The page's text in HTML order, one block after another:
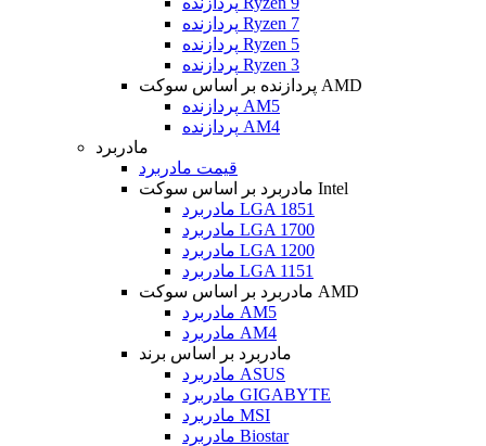
پردازنده Ryzen 7
پردازنده Ryzen 5
پردازنده Ryzen 3
پردازنده بر اساس سوکت AMD
پردازنده AM5
پردازنده AM4
مادربرد
قیمت مادربرد
مادربرد بر اساس سوکت Intel
مادربرد LGA 1851
مادربرد LGA 1700
مادربرد LGA 1200
مادربرد LGA 1151
مادربرد بر اساس سوکت AMD
مادربرد AM5
مادربرد AM4
مادربرد بر اساس برند
مادربرد ASUS
مادربرد GIGABYTE
مادربرد MSI
مادربرد Biostar